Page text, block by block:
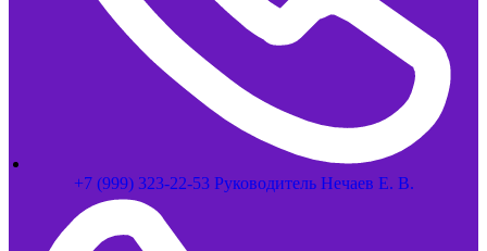
+7 (999) 323-22-53 Руководитель Нечаев Е. В.